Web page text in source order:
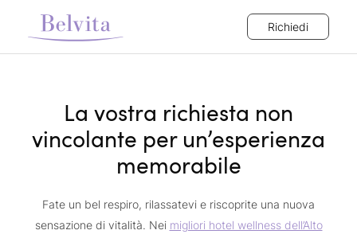
Richiedi
La vostra richiesta non
vincolante per un’esperienza
memorabile
Fate un bel respiro, rilassatevi e riscoprite una nuova
sensazione di vitalità. Nei migliori hotel wellness dell’Alto